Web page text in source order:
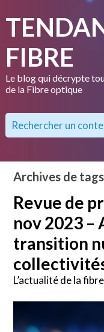
FIBRE
Le blog qui décrypte
de la Fibre optique
Archives de
Revue de
nov 2023 –
transition
L’actualité de la